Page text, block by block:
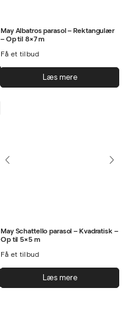
Dette
vare
vælges
May Albatros parasol – Rektangulær
– Op til 8×7 m
Få et tilbud
Læs mere
May Schattello parasol – Kvadratisk –
Op til 5×5 m
Få et tilbud
Læs mere